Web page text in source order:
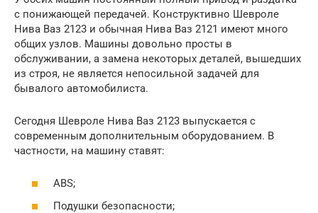
с понижающей передачей. Конструктивно Шевроле
Нива Ваз 2123 и обычная Нива Ваз 2121 имеют много
общих узлов. Машины довольно просты в
обслуживании, а замена некоторых деталей, вышедших
из строя, не является непосильной задачей для
бывалого автомобилиста.
Сегодня Шевроле Нива Ваз 2123 выпускается с
современным дополнительным оборудованием. В
частности, на машину ставят:
ABS;
Подушки безопасности;